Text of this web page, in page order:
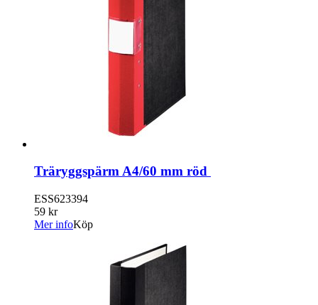
Träryggspärm A4/60 mm röd
ESS623394
59 kr
Mer infoKöp